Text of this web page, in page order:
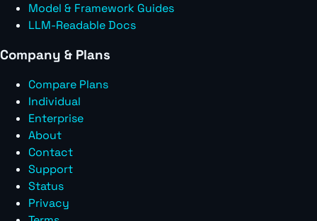
Model & Framework Guides
LLM-Readable Docs
Company & Plans
Compare Plans
Individual
Enterprise
About
Contact
Support
Status
Privacy